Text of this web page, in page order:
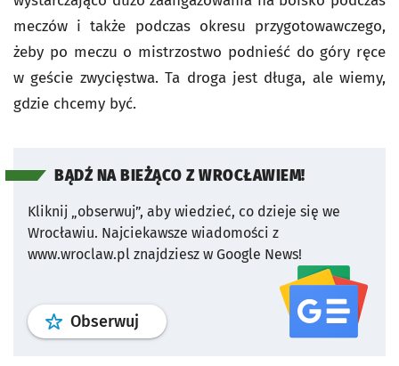
meczów i także podczas okresu przygotowawczego,
żeby po meczu o mistrzostwo podnieść do góry ręce
w geście zwycięstwa. Ta droga jest długa, ale wiemy,
gdzie chcemy być.
BĄDŹ NA BIEŻĄCO Z WROCŁAWIEM!
Kliknij „obserwuj”, aby wiedzieć, co dzieje się we
Wrocławiu. Najciekawsze wiadomości z
www.wroclaw.pl znajdziesz w Google News!
Obserwuj profil serwisu